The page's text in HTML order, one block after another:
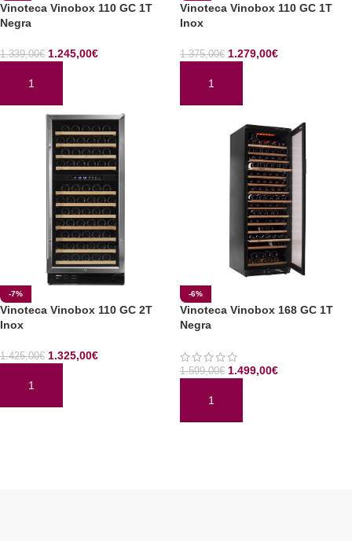
Vinoteca Vinobox 110 GC 1T
Negra
1.339,00€ 1.245,00€
AÑADIR AL CARRITO
Vinoteca Vinobox 110 GC 1T
Inox
1.375,00€ 1.279,00€
AÑADIR AL CARRITO
-7%
Vinoteca Vinobox 110 GC 2T
Inox
1.425,00€ 1.325,00€
AÑADIR AL CARRITO
-6%
Vinoteca Vinobox 168 GC 1T
Negra
1.599,00€ 1.499,00€
AÑADIR AL CARRITO